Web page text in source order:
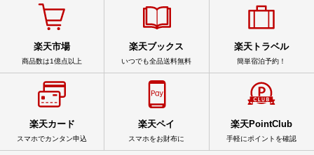
楽天市場
商品数は1億点以上
楽天ブックス
いつでも全品送料無料
楽天トラベル
簡単宿泊予約！
楽天カード
スマホでカンタン申込
楽天ペイ
スマホをお財布に
楽天PointClub
手軽にポイントを確認